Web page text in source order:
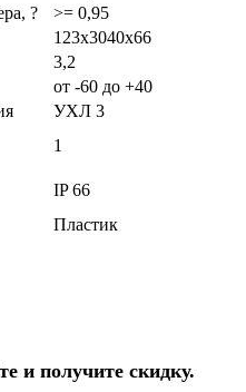
?
>= 0,95
123x3040x66
3,2
от -60 до +40
УХЛ 3
1
IP 66
Пластик
и получите скидку.